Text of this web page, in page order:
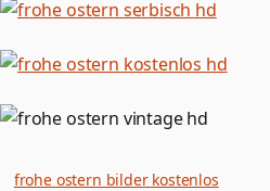
frohe ostern bilder kostenlos